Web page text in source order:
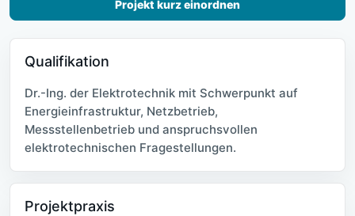
Projekt kurz einordnen
Qualifikation
Dr.-Ing. der Elektrotechnik mit Schwerpunkt auf
Energieinfrastruktur, Netzbetrieb,
Messstellenbetrieb und anspruchsvollen
elektrotechnischen Fragestellungen.
Projektpraxis